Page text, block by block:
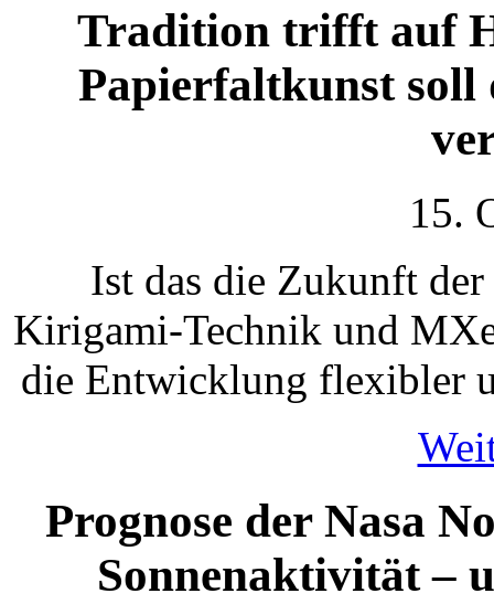
Tradition trifft auf
Papierfaltkunst soll
15.
Ist das die Zukunft
Kirigami-Technik und
die Entwicklung flexibler
Prognose der Nasa
Sonnenaktivität –